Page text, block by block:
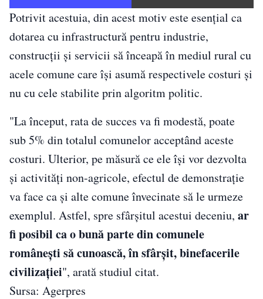
Potrivit acestuia, din acest motiv este esenţial ca
dotarea cu infrastructură pentru industrie,
construcţii şi servicii să înceapă în mediul rural cu
acele comune care îşi asumă respectivele costuri şi
nu cu cele stabilite prin algoritm politic.
"La început, rata de succes va fi modestă, poate
sub 5% din totalul comunelor acceptând aceste
costuri. Ulterior, pe măsură ce ele îşi vor dezvolta
şi activităţi non-agricole, efectul de demonstraţie
va face ca şi alte comune învecinate să le urmeze
exemplul. Astfel, spre sfârşitul acestui deceniu, ar
fi posibil ca o bună parte din comunele
româneşti să cunoască, în sfârşit, binefacerile
civilizaţiei", arată studiul citat.
Sursa: Agerpres